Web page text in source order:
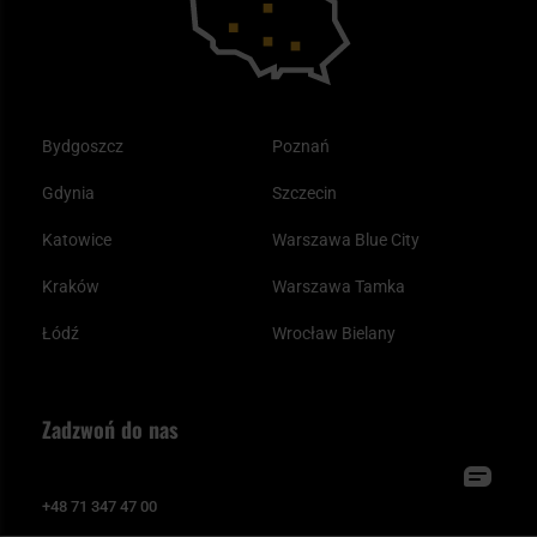
Bydgoszcz
Gdynia
Katowice
Kraków
Łódź
Poznań
Szczecin
Warszawa Blue City
Warszawa Tamka
Wrocław Bielany
Zadzwoń do nas
+48 71 347 47 00